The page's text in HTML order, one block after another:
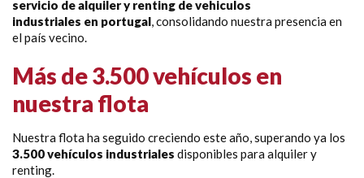
servicio de alquiler y renting de vehiculos
industriales en portugal , consolidando nuestra presencia en
el país vecino.
Más de 3.500 vehículos en
nuestra flota
Nuestra flota ha seguido creciendo este año, superando ya los
3.500 vehículos industriales disponibles para alquiler y
renting.